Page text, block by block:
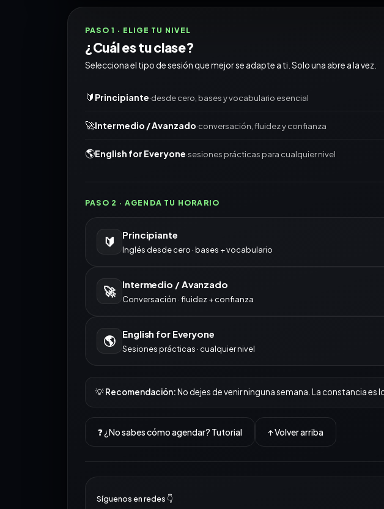
PASO 1 · ELIGE TU NIVEL
¿Cuál es tu clase?
Selecciona el tipo de sesión que mejor se adapte a ti. Solo una abre a la vez.
🔰 Principiante·desde cero, bases y vocabulario esencial
🚀Intermedio / Avanzado·conversación, fluidez y confianza
🌎English for Everyone·sesiones prácticas para cualquier nivel
PASO 2 · AGENDA TU HORARIO
🔰 Principiante
Inglés desde cero · bases + vocabulario
📅 Calendario · Principiante
calendly.com · inglesconsebas
🚀 Intermedio / Avanzado
Conversación · fluidez + confianza
📅 Calendario · Intermedio / Avanzado
calendly.com · inglesconsebas
🌎 English for Everyone
Sesiones prácticas · cualquier nivel
📅 Calendario · English for Everyone
💡Recomendación:No dejes de venir ninguna semana. La constancia es
❓ ¿No sabes cómo agendar? Tutorial ↑ Volver arriba
Síguenos en redes 👇